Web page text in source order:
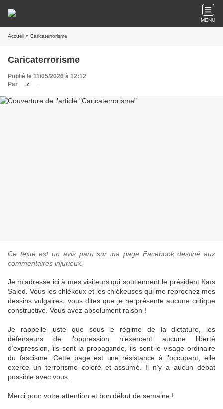
MENU
Accueil » Caricaterrorisme
Caricaterrorisme
Publié le 11/05/2026 à 12:12
Par
__z__
Ce texte est un avis paru sur ma page Facebook destiné aux
commentaires injurieux.
Je m'adresse ici à mes visiteurs qui soutiennent le président Kaïs
Saied. Vous les chlékeux et les chlékeuses qui me reprochez mes
dessins vulgaires، vous dites que je ne présente aucune critique
constructive. Vous avez absolument raison !
Je rappelle juste que sous le régime de la dictature, les
défenseurs de l’oppression n’exercent aucune liberté
d’expression, ils sont la propagande, ils sont le visage ordinaire
du fascisme. Cette page est une résistance à l’occupant, elle
exerce un terrorisme coloré et assumé. Il n’y a aucun débat
possible avec vous.
Merci pour votre attention et bon début de semaine !